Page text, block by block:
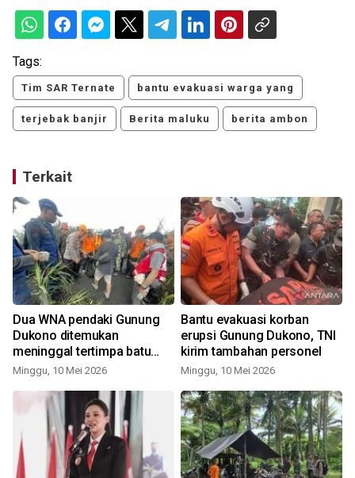
Tags:
Tim SAR Ternate bantu evakuasi warga yang
terjebak banjir Berita maluku berita ambon
Terkait
Dua WNA pendaki Gunung
Dukono ditemukan
meninggal tertimpa batu
erupsi
Minggu, 10 Mei 2026
Bantu evakuasi korban
erupsi Gunung Dukono, TNI
kirim tambahan personel
Minggu, 10 Mei 2026